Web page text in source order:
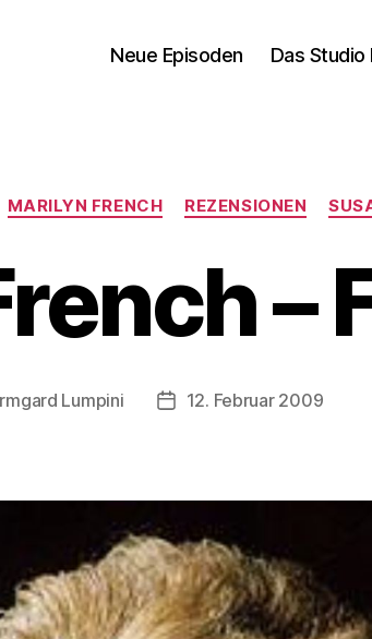
Neue Episoden Das Studio
Kategorien
MARILYN FRENCH REZENSIONEN
–
Lumpini Veröffentlichungsdatum
12. Februar 2009